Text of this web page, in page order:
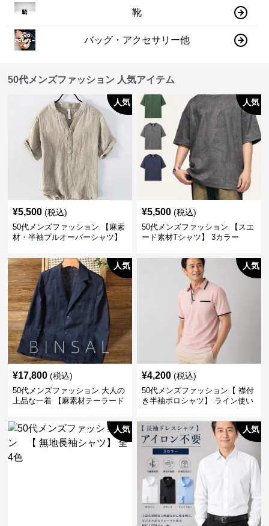
靴
バッグ・アクセサリー他
50代メンズファッション 人気アイテム
人気
¥5,500 (税込)
50代メンズファッション 【麻素
材・半袖プルオーバーシャツ】
人気
¥5,500 (税込)
50代メンズファッション 【スエ
ード素材Tシャツ】 3カラー
人気
¥17,800 (税込)
50代メンズファッション 大人の
上品な一着 【麻素材テーラード
人気
¥4,200 (税込)
50代メンズファッション【 襟付
き半袖ポロシャツ】 ライン使い
人気 人気